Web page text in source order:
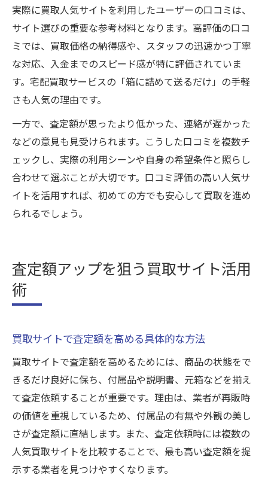
実際に買取人気サイトを利用したユーザーの口コミは、
サイト選びの重要な参考材料となります。高評価の口コ
ミでは、買取価格の納得感や、スタッフの迅速かつ丁寧
な対応、入金までのスピード感が特に評価されていま
す。宅配買取サービスの「箱に詰めて送るだけ」の手軽
さも人気の理由です。
一方で、査定額が思ったより低かった、連絡が遅かった
などの意見も見受けられます。こうした口コミを複数チ
ェックし、実際の利用シーンや自身の希望条件と照らし
合わせて選ぶことが大切です。口コミ評価の高い人気サ
イトを活用すれば、初めての方でも安心して買取を進め
られるでしょう。
査定額アップを狙う買取サイト活用
術
買取サイトで査定額を高める具体的な方法
買取サイトで査定額を高めるためには、商品の状態をで
きるだけ良好に保ち、付属品や説明書、元箱などを揃え
て査定依頼することが重要です。理由は、業者が再販時
の価値を重視しているため、付属品の有無や外観の美し
さが査定額に直結します。また、査定依頼時には複数の
人気買取サイトを比較することで、最も高い査定額を提
示する業者を見つけやすくなります。